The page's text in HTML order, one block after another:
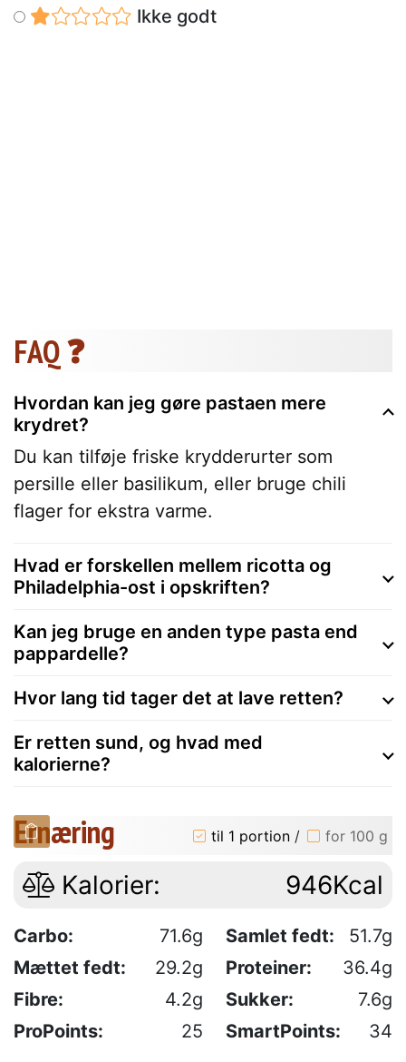
Ikke godt
FAQ ❓
Hvordan kan jeg gøre pastaen mere
krydret?
Du kan tilføje friske krydderurter som
persille eller basilikum, eller bruge chili
flager for ekstra varme.
Hvad er forskellen mellem ricotta og
Philadelphia-ost i opskriften?
Kan jeg bruge en anden type pasta end
pappardelle?
Hvor lang tid tager det at lave retten?
Er retten sund, og hvad med
kalorierne?
Ernæring til 1 portion / for 100 g
Kalorier: 946Kcal
Carbo: 71.6g Samlet fedt:
51.7g
Mættet fedt:
29.2g Proteiner:
36.4g
Fibre:
4.2g Sukker:
7.6g
ProPoints:
25 SmartPoints: 34